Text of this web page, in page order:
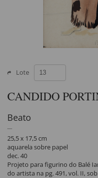
Lote
CANDIDO
Beato
25,5 x 17,5 cm
aquarela sobre papel
dec. 40
Projeto para figurino do Balé
do artista na pg. 491, vol. II, sob